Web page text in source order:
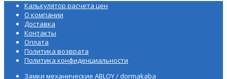
Калькулятор расчета цен
О компании
Доставка
Контакты
Оплата
Политика возврата
Политика конфиденциальности
Замки механические ABLOY / dormakaba